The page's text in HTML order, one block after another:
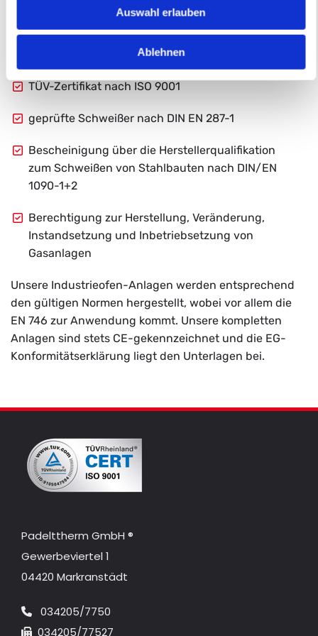
Auswahl erlauben
Ablehnen
erfolgreicher Unternehmensentwicklung.
Wir sind qualifiziert:
Fachbetrieb nach Wasserhaushaltsgesetz (WHG)
TÜV-Zertifikat nach ISO 9001
geprüfte Schweißer nach DIN EN 287-1
Bescheinigung über die Herstellerqualifikation
zum Schweißen von Stahlbauten nach DIN/EN
1090-1+2
Berechtigung zur Herstellung, Veränderung,
Instandsetzung und Inbetriebsetzung von
Gasanlagen
Unsere Industrieofen-Anlagen werden entsprechend
den gültigen Normen hergestellt, wobei vor allem die
EN 746 zur Anwendung kommt. Unsere kompletten
Anlagen sind stets CE-gekennzeichnet und die EG-
Konformitätserklärung liegt den Unterlagen bei.
Padelttherm GmbH ®
Gewerbeviertel 1
04420 Markranstädt
 034205/7750
 034205/77527